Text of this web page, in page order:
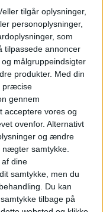
tilgår oplysninger,
personoplysninger,
som
tilpassede annoncer
målgruppeindsigter
produkter. Med din
præcise
gennem
acceptere vores og
ovenfor. Alternativt
og ændre
samtykke.
dine
samtykke, men du
Du kan
tilbage på
genereret
millioner dollar
at vokse.